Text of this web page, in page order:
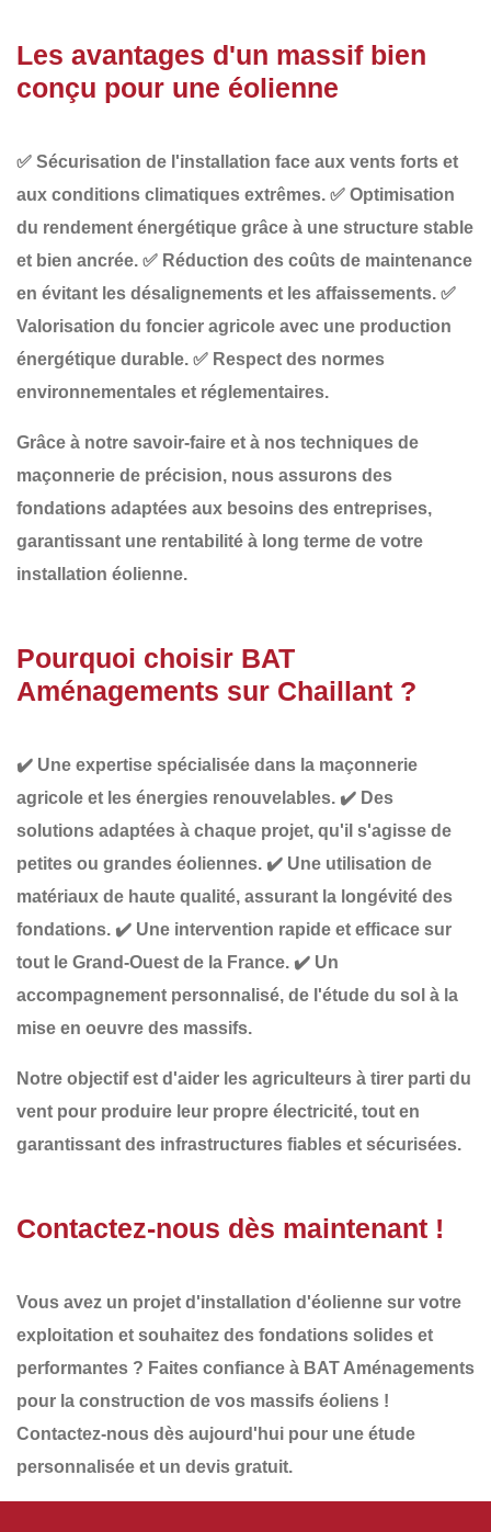
Les avantages d'un massif bien
conçu pour une éolienne
✅ Sécurisation de l'installation face aux vents forts et
aux conditions climatiques extrêmes. ✅ Optimisation
du rendement énergétique grâce à une structure stable
et bien ancrée. ✅ Réduction des coûts de maintenance
en évitant les désalignements et les affaissements. ✅
Valorisation du foncier agricole avec une production
énergétique durable. ✅ Respect des normes
environnementales et réglementaires.
Grâce à notre savoir-faire et à nos techniques de
maçonnerie de précision, nous assurons des
fondations adaptées aux besoins des entreprises,
garantissant une rentabilité à long terme de votre
installation éolienne.
Pourquoi choisir BAT
Aménagements sur Chaillant ?
✔️ Une expertise spécialisée dans la maçonnerie
agricole et les énergies renouvelables. ✔️ Des
solutions adaptées à chaque projet, qu'il s'agisse de
petites ou grandes éoliennes. ✔️ Une utilisation de
matériaux de haute qualité, assurant la longévité des
fondations. ✔️ Une intervention rapide et efficace sur
tout le Grand-Ouest de la France. ✔️ Un
accompagnement personnalisé, de l'étude du sol à la
mise en oeuvre des massifs.
Notre objectif est d'aider les agriculteurs à tirer parti du
vent pour produire leur propre électricité, tout en
garantissant des infrastructures fiables et sécurisées.
Contactez-nous dès maintenant !
Vous avez un projet d'installation d'éolienne sur votre
exploitation et souhaitez des fondations solides et
performantes ? Faites confiance à BAT Aménagements
pour la construction de vos massifs éoliens !
Contactez-nous dès aujourd'hui pour une étude
personnalisée et un devis gratuit.